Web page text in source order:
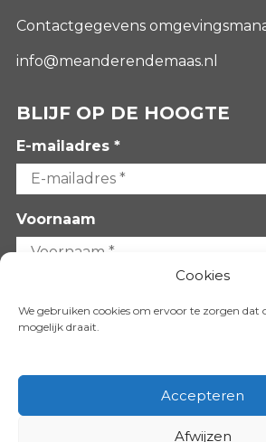
Cookies
We gebruiken cookies om ervoor te zorgen dat
mogelijk draait.
Accepteren
Afwijzen
Contactgegevens
info@meanderendemaas.nl
BLIJF OP DE HOOGTE
E-mailadres *
Voornaam